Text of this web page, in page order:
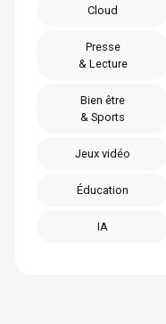
Cloud
Presse
& Lecture
Bien être
& Sports
Jeux vidéo
Éducation
IA